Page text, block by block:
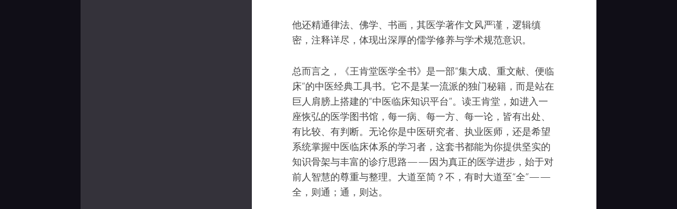
他还精通律法、佛学、书画，其医学著作文风严谨，逻辑缜
密，注释详尽，体现出深厚的儒学修养与学术规范意识。
总而言之，《王肯堂医学全书》是一部“集大成、重文献、便临
床”的中医经典工具书。它不是某一流派的独门秘籍，而是站在
巨人肩膀上搭建的“中医临床知识平台”。读王肯堂，如进入一
座恢弘的医学图书馆，每一病、每一方、每一论，皆有出处、
有比较、有判断。无论你是中医研究者、执业医师，还是希望
系统掌握中医临床体系的学习者，这套书都能为你提供坚实的
知识骨架与丰富的诊疗思路——因为真正的医学进步，始于对
前人智慧的尊重与整理。大道至简？不，有时大道至“全”——
全，则通；通，则达。